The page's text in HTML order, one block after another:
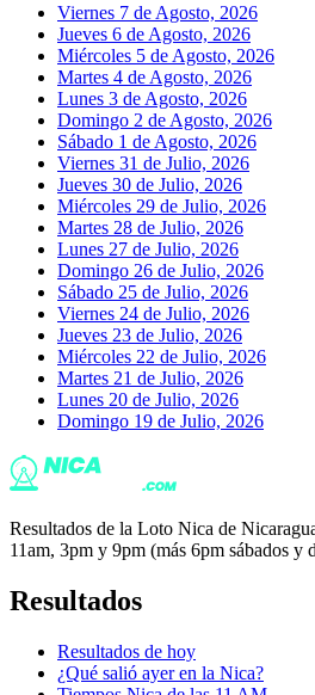
Viernes 7 de Agosto, 2026
Jueves 6 de Agosto, 2026
Miércoles 5 de Agosto, 2026
Martes 4 de Agosto, 2026
Lunes 3 de Agosto, 2026
Domingo 2 de Agosto, 2026
Sábado 1 de Agosto, 2026
Viernes 31 de Julio, 2026
Jueves 30 de Julio, 2026
Miércoles 29 de Julio, 2026
Martes 28 de Julio, 2026
Lunes 27 de Julio, 2026
Domingo 26 de Julio, 2026
Sábado 25 de Julio, 2026
Viernes 24 de Julio, 2026
Jueves 23 de Julio, 2026
Miércoles 22 de Julio, 2026
Martes 21 de Julio, 2026
Lunes 20 de Julio, 2026
Domingo 19 de Julio, 2026
Resultados de la Loto Nica de
11am, 3pm y 9pm (más 6pm sábados y
Resultados
Resultados de hoy
¿Qué salió ayer en la Nica?